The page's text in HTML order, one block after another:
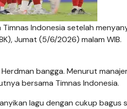
Indonesia setelah
Jumat (5/6/2026) malam WIB.
bangga. Menurut
bersama Timnas Indonesia.
lagu dengan cukup bagus